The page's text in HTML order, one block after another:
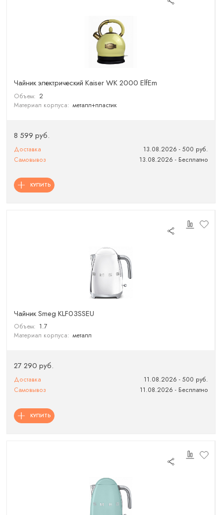
Чайник электрический Kaiser WK 2000 ElfEm
Объем: 2
Материал корпуса: металл+пластик
8 599 руб.
Доставка
13.08.2026 - 500 руб.
Самовывоз
13.08.2026 - Бесплатно
КУПИТЬ
Чайник Smeg KLF03SSEU
Объем: 1.7
Материал корпуса: металл
27 290 руб.
Доставка
11.08.2026 - 500 руб.
Самовывоз
11.08.2026 - Бесплатно
КУПИТЬ